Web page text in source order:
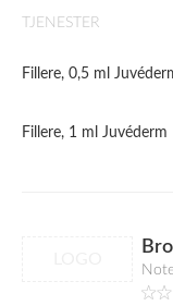
TJENESTER
Fillere, 0,5 ml
Fillere, 1 ml Juvéderm